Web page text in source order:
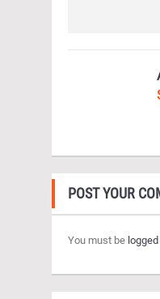
POST YOUR
You must be